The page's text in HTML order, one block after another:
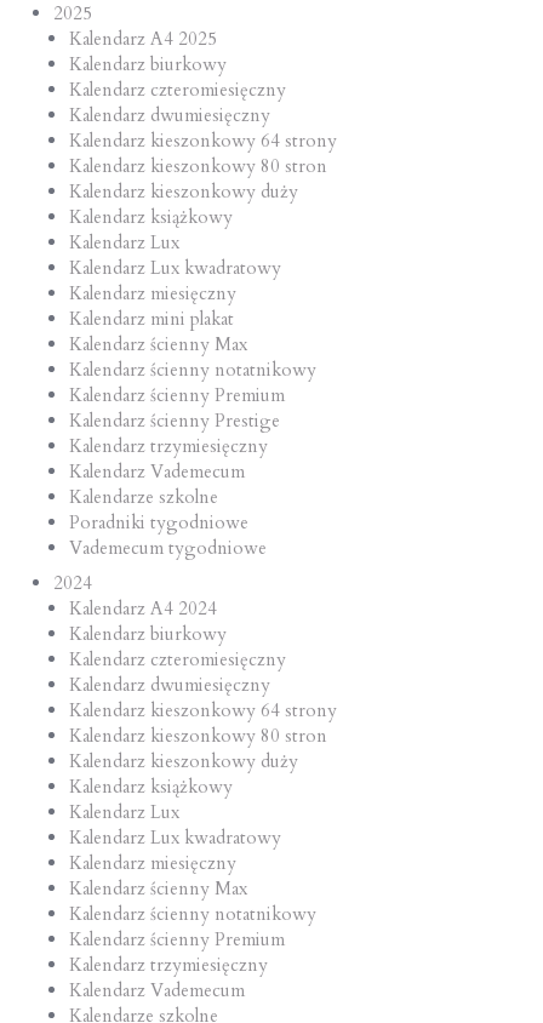
2025
Kalendarz A4 2025
Kalendarz biurkowy
Kalendarz czteromiesięczny
Kalendarz dwumiesięczny
Kalendarz kieszonkowy 64 strony
Kalendarz kieszonkowy 80 stron
Kalendarz kieszonkowy duży
Kalendarz książkowy
Kalendarz Lux
Kalendarz Lux kwadratowy
Kalendarz miesięczny
Kalendarz mini plakat
Kalendarz ścienny Max
Kalendarz ścienny notatnikowy
Kalendarz ścienny Premium
Kalendarz ścienny Prestige
Kalendarz trzymiesięczny
Kalendarz Vademecum
Kalendarze szkolne
Poradniki tygodniowe
Vademecum tygodniowe
2024
Kalendarz A4 2024
Kalendarz biurkowy
Kalendarz czteromiesięczny
Kalendarz dwumiesięczny
Kalendarz kieszonkowy 64 strony
Kalendarz kieszonkowy 80 stron
Kalendarz kieszonkowy duży
Kalendarz książkowy
Kalendarz Lux
Kalendarz Lux kwadratowy
Kalendarz miesięczny
Kalendarz ścienny Max
Kalendarz ścienny notatnikowy
Kalendarz ścienny Premium
Kalendarz trzymiesięczny
Kalendarz Vademecum
Kalendarze szkolne